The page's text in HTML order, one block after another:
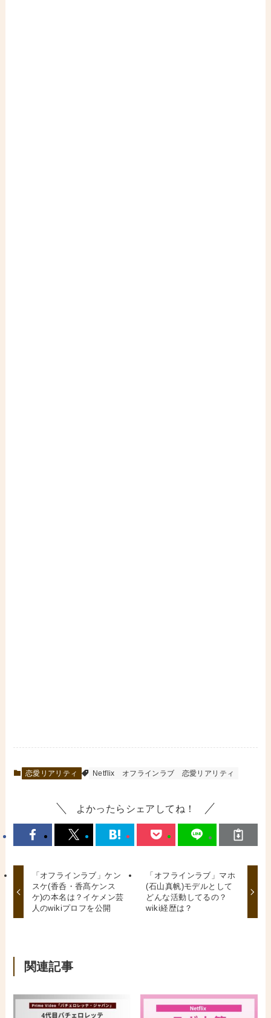
恋愛リアリティ Netflix オフラインラブ 恋愛リアリティ
よかったらシェアしてね！
「オフラインラブ」ケン
スケ(香呑・香髙ケンス
ケ)の本名は？イケメン芸
人のwikiプロフを公開
「オフラインラブ」マホ
(石山真帆)モデルとして
どんな活動してるの？
wiki経歴は？
関連記事